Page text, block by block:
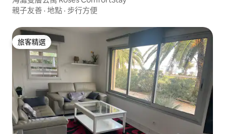
親子友善 · 地點 · 步行方便
旅客精選
旅客精選